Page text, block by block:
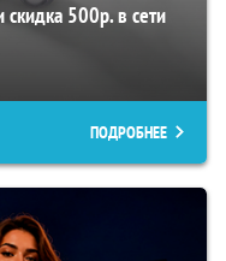
500р. в сети
ПОДРОБНЕЕ